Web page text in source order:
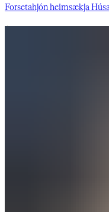
Forsetahjón heimsækja